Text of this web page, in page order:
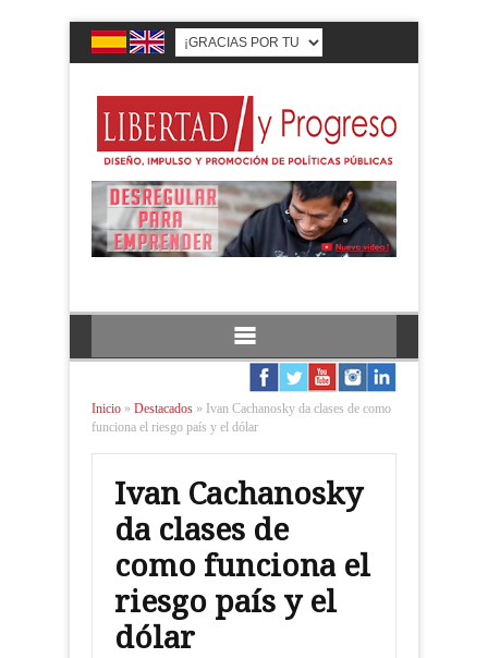
Inicio » Destacados » Ivan Cachanosky da clases de como
funciona el riesgo país y el dólar
Ivan Cachanosky
da clases de
como funciona el
riesgo país y el
dólar